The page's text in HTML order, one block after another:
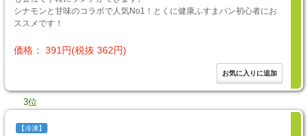
シナモンと甘味のコラボで人気No1！とくに健康ふすまパン初心者にお
ススメです！
価格： 391円(税抜 362円)
3位
【冷凍】